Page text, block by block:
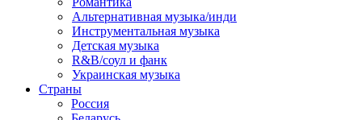
Альтернативная музыка/инди
Инструментальная музыка
Детская музыка
R&B/cоул и фанк
Украинская музыка
Страны
Россия